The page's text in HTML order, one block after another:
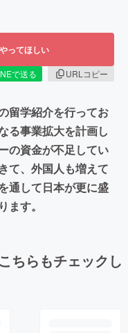
ってほしい
で送る
URLコピー
留学紹介を行ってお
る事業拡大を計画し
の資金が不足してい
て、外国人も増えて
通して日本が更に盛
す。
ちらもチェックし